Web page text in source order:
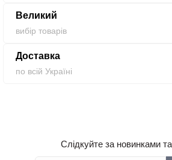
Великий
вибір товарів
Доставка
по всій Україні
Слідкуйте за новинками